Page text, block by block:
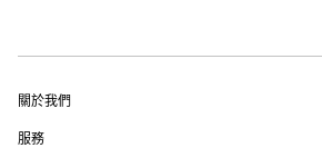
關於我們
服務